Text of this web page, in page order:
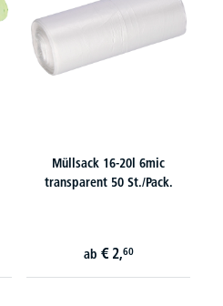
Müllsack 16-20l 6mic
transparent 50 St./Pack.
ab € 2,60